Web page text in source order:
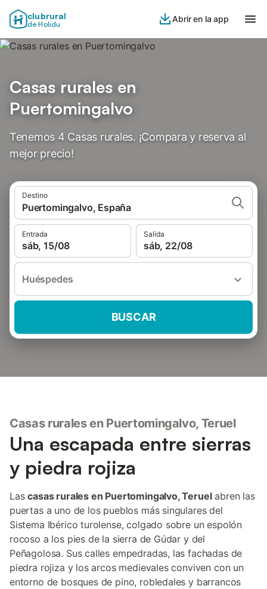
clubrural
de Holidu
Abrir en la app
Casas rurales en
Puertomingalvo
Tenemos 4 Casas rurales. ¡Compara y reserva al
mejor precio!
Destino
Puertomingalvo, España
Entrada
sáb, 15/08
Salida
sáb, 22/08
Huéspedes
BUSCAR
Casas rurales en Puertomingalvo, Teruel
Una escapada entre sierras
y piedra rojiza
Lascasas rurales en Puertomingalvo, Teruelabren las
puertas a uno de los pueblos más singulares del
Sistema Ibérico turolense, colgado sobre un espolón
rocoso a los pies de la sierra de Gúdar y del
Peñagolosa. Sus calles empedradas, las fachadas de
piedra rojiza y los arcos medievales conviven con un
entorno de bosques de pino, robledales y barrancos